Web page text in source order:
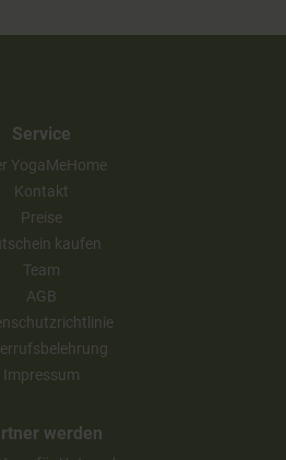
Service
YogaMeHome
Kontakt
Preise
kaufen
Team
AGB
Impressum
werden